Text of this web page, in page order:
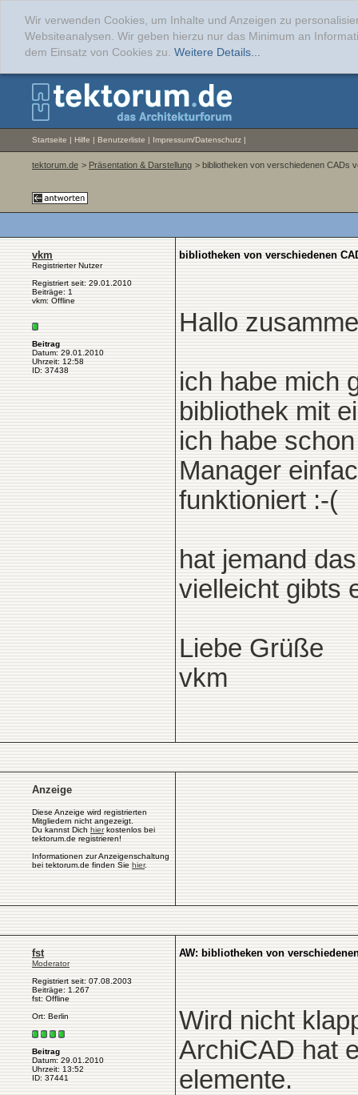
Wir verwenden Cookies, um Inhalte und Anzeigen zu
Websiteanalysen. Wir geben hierzu nur das Minimum an
dem Einsatz von Cookies zu. Weitere Details...
Startseite | Hilfe | Benutzerliste | Impressum/Datenschutz |
tektorum.de > Präsentation & Darstellung > bibliotheken von verschiedenen CADs
vkm
Registrierter Nutzer
Registriert seit: 29.01.2010
Beiträge: 1
vkm: Offline
Beitrag
Datum: 29.01.2010
Uhrzeit: 12:58
ID: 37438
bibliotheken von verschiedenen
Hallo
ich habe mich
bibliothek mit
ich habe
Manager
funktioniert :-(
hat jemand
vielleicht gibts
Liebe Grüße
vkm
Anzeige
Diese Anzeige wird registrierten
Mitgliedern nicht angezeigt.
Du kannst Dich hierkostenlos bei
tektorum.de registrieren!
Informationen zur Anzeigenschaltung
bei tektorum.de finden Sie hier.
fst
Moderator
Registriert seit: 07.08.2003
Beiträge: 1.267
fst: Offline
Ort: Berlin
Beitrag
Datum: 29.01.2010
Uhrzeit: 13:52
ID: 37441
AW: bibliotheken von
Wird nicht
ArchiCAD hat
elemente.